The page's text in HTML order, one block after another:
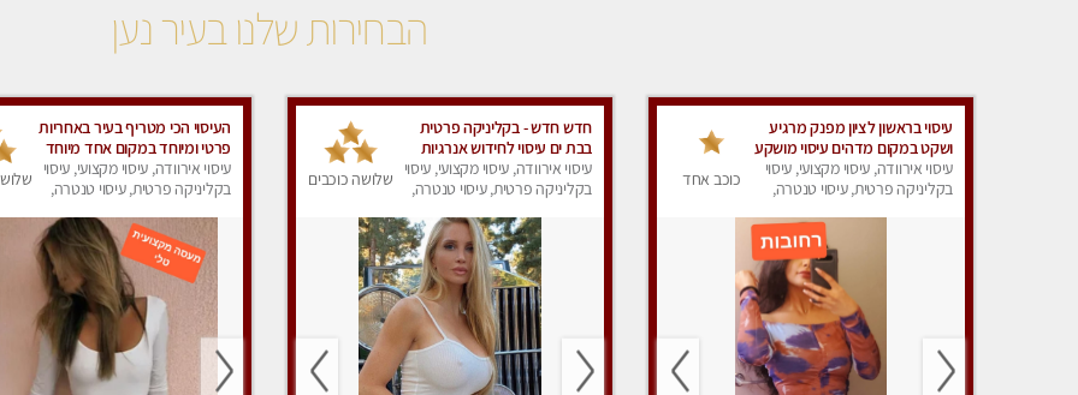
הבחירות שלנו בעיר נען
עיסוי בראשון לציון מפנק מרגיע
ושקט במקום מדהים עיסוי מושקע
מאוד
עיסוי אירוודה, עיסוי מקצועי, עיסוי
בקליניקה פרטית, עיסוי טנטרה,
כוכב אחד
חדש חדש - בקליניקה פרטית
בבת ים עיסוי לחידוש אנרגיות
עיסוי מקצועי מומלץ מאוד ללא
מין !!
עיסוי אירוודה, עיסוי מקצועי, עיסוי
בקליניקה פרטית, עיסוי טנטרה,
שלושה כוכבים
העיסוי הכי מטריף בעיר באחריות
פרטי ומיוחד במקום אחד מיוחד
ואיכותי.
עיסוי אירוודה, עיסוי מקצועי, עיסוי
בקליניקה פרטית, עיסוי טנטרה,